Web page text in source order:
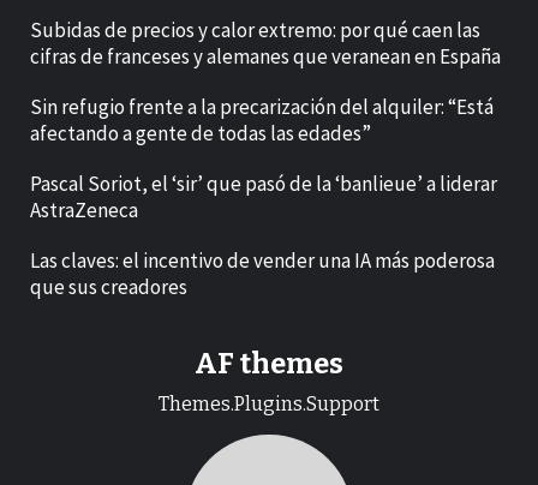
Subidas de precios y calor extremo: por qué caen las
cifras de franceses y alemanes que veranean en España
Sin refugio frente a la precarización del alquiler: “Está
afectando a gente de todas las edades”
Pascal Soriot, el ‘sir’ que pasó de la ‘banlieue’ a liderar
AstraZeneca
Las claves: el incentivo de vender una IA más poderosa
que sus creadores
AF themes
Themes.Plugins.Support